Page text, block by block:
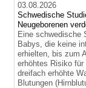
03.08.2026
Schwedische
Neugeborenen
Eine schwedische
Babys, die keine
erhielten, bis zum
erhöhtes Risiko
dreifach erhöhte
Blutungen